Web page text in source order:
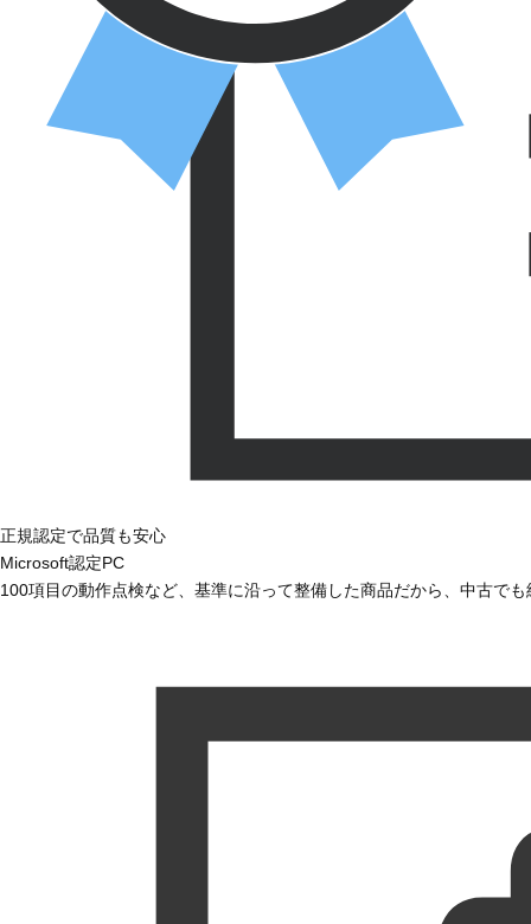
正規認定で品質も安心
Microsoft認定PC
100項目の動作点検など、基準に沿って整備した商品だから、中古で